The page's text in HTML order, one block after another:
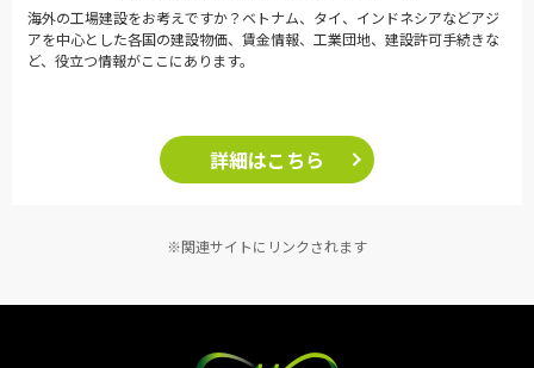
海外の工場建設をお考えですか？ベトナム、タイ、インドネシアなどアジ
アを中心とした各国の建設物価、賃金情報、工業団地、建設許可手続きな
ど、役立つ情報がここにあります。
詳細はこちら
※関連サイトにリンクされます